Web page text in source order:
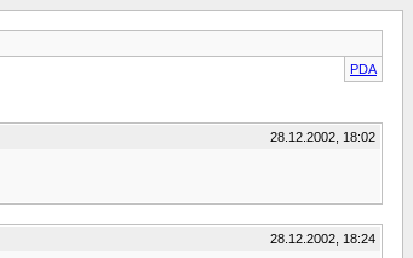
PDA
28.12.2002, 18:02
28.12.2002, 18:24